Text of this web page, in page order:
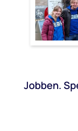
Jobben.